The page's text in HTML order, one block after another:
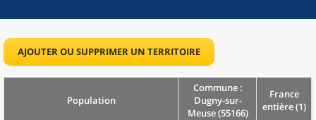
AJOUTER OU SUPPRIMER UN TERRITOIRE
Population
Commune :
Dugny-sur-
Meuse (55166)
France
entière (1)